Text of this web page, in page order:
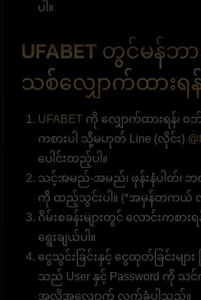
ပါ။
UFABET တွင်မန်
သစ်လျှောက်ထားရ
UFABET ကို လျှောက်ထားရန်၊
ကစားပါ သို့မဟုတ် Line (လိုင်း)
ပေါင်းထည့်ပါ။
သင့်အမည်-အမည်၊ ဖုန်းနံပါတ်၊
ကို ထည့်သွင်းပါ။ (*အမှန်တကယ်
ဂိမ်းစခန်းများတွင် လောင်းကစားရ
ရွေးချယ်ပါ။
ငွေသွင်းခြင်းနှင့် ငွေထုတ်ခြင်းများ
သည် User နှင့် Password ကို
အလိုအလျောက် လက်ခံပါသည်။